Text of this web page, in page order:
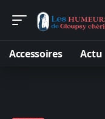
Accessoires Actu